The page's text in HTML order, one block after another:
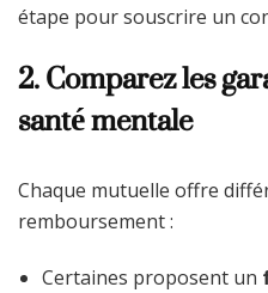
étape pour souscrire un
2. Comparez les
santé mentale
Chaque mutuelle offre
remboursement :
Certaines proposent un